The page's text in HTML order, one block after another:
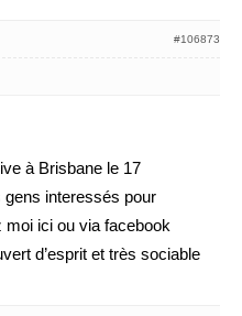
#106873
à Brisbane le 17
interessés pour
ici ou via facebook
d’esprit et très sociable